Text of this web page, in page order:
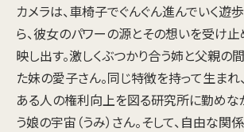
カメラは、車椅子でぐんぐん進んでいく遊
ら、彼女のパワーの源とその想いを受け
映し出す。激しくぶつかり合う姉と父親の
た妹の愛子さん。同じ特徴を持って生ま
ある人の権利向上を図る研究所に勤め
う娘の宇宙（うみ）さん。そして、自由な関